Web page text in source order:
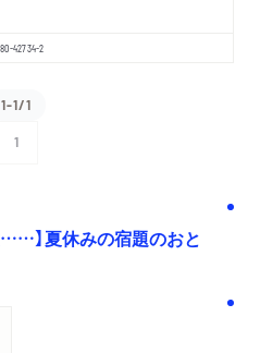
42734-2
1-1/1
1
】夏休みの宿題のおと